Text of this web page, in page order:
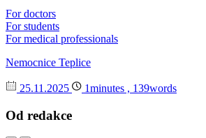
For doctors
For students
For medical professionals
Nemocnice Teplice
25.11.2025 1minutes , 139words
Od redakce